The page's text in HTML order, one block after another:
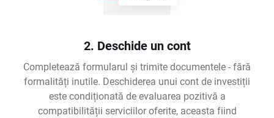
2. Deschide un cont
Completează formularul și trimite documentele - fără
formalități inutile. Deschiderea unui cont de investiții
este condiționată de evaluarea pozitivă a
compatibilității serviciilor oferite, aceasta fiind